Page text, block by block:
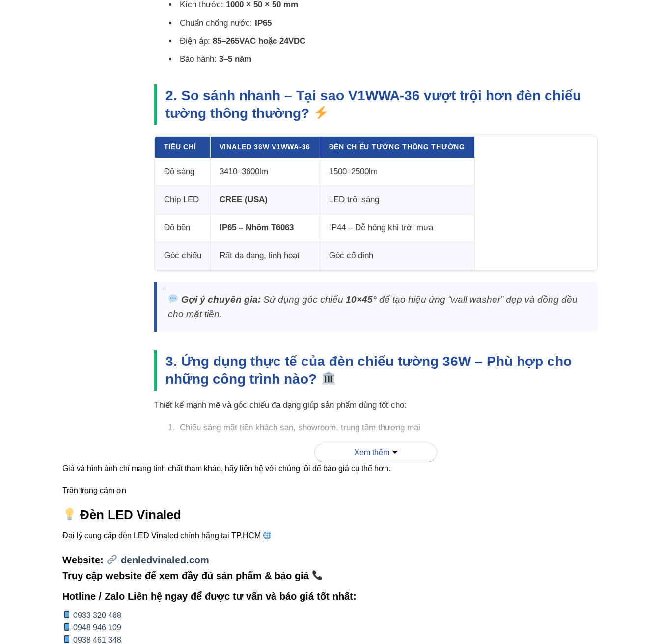
Kích thước: 1000 × 50 × 50 mm
Chuẩn chống nước:
IP65
Điện áp: 85–265VAC hoặc 24VDC
Bảo hành: 3–5 năm
2. So sánh nhanh – Tại sao V1WWA-36 vượt trội hơn đèn chiếu
tường thông thường?
TIÊU CHÍ VINALED 36W V1WWA-36 ĐÈN CHIẾU TƯỜNG THÔNG THƯỜNG
Độ sáng 3410–3600lm 1500–2500lm
Chip LED CREE (USA) LED trôi sáng
Độ bền IP65 – Nhôm T6063 IP44 – Dễ hỏng khi trời mưa
Góc chiếu Rất đa dạng, linh hoạt Góc cố định
Gợi ý chuyên gia:Sử dụng góc chiếu 10×45°để tạo hiệu ứng “wall washer” đẹp và đồng đều
cho mặt tiền.
3. Ứng dụng thực tế của đèn chiếu tường 36W – Phù hợp cho
những công trình nào?
Thiết kế mạnh mẽ và góc chiếu đa dạng giúp sản phẩm dùng tốt cho:
Chiếu sáng mặt tiền khách sạn, showroom, trung tâm thương mại
Trang trí tường ngoại thất biệt thự, cảnh quan resort
Chiếu điểm kiến trúc: gờ tường, cột, mái vòm
4. Hướng dẫn chọn góc chiếu chuẩn – Mẹo “đẹp kiến trúc” mà
SEOer cũng nên biết
Xem thêm
Giá và hình ảnh chỉ mang tính chất tham khảo, hãy liên hệ với chúng tôi để báo giá cụ thể hơn.
Trân trọng cảm ơn
Đèn LED Vinaled
Đại lý cung cấp đèn LED Vinaled chính hãng tại TP.HCM
Website:
denledvinaled.com
Truy cập website để xem đầy đủ sản phẩm & báo giá
Hotline / Zalo Liên hệ ngay để được tư vấn và báo giá tốt nhất:
0933 320 468
0948 946 109
0938 461 348